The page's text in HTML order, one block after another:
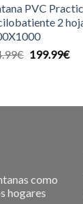
original
era:
140.00€.
es:
PVC
2
€ El
199.99€El
como
hogares